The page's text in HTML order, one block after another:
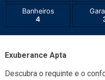
Banheiros
4
Exuberance Apta
Descubra o requinte e o